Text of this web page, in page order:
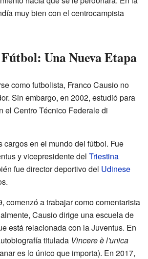
muy bien con el centrocampista
Fútbol: Una Nueva Etapa
como futbolista, Franco Causio no
Sin embargo, en 2002, estudió para
el Centro Técnico Federale di
cargos en el mundo del fútbol. Fue
y vicepresidente del Triestina
fue director deportivo del Udinese
comenzó a trabajar como comentarista
Causio dirige una escuela de
está relacionada con la Juventus. En
titulada Vincere è l'unica
es lo único que importa). En 2017,